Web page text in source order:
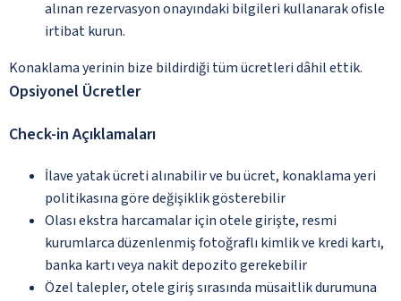
alınan rezervasyon onayındaki bilgileri kullanarak ofisle
irtibat kurun.
Konaklama yerinin bize bildirdiği tüm ücretleri dâhil ettik.
Opsiyonel Ücretler
Check-in Açıklamaları
İlave yatak ücreti alınabilir ve bu ücret, konaklama yeri
politikasına göre değişiklik gösterebilir
Olası ekstra harcamalar için otele girişte, resmi
kurumlarca düzenlenmiş fotoğraflı kimlik ve kredi kartı,
banka kartı veya nakit depozito gerekebilir
Özel talepler, otele giriş sırasında müsaitlik durumuna